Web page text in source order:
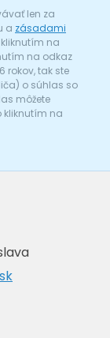
len za
a zásadami
na
na odkaz
rokov, tak ste
o súhlas so
môžete
kliknutím na